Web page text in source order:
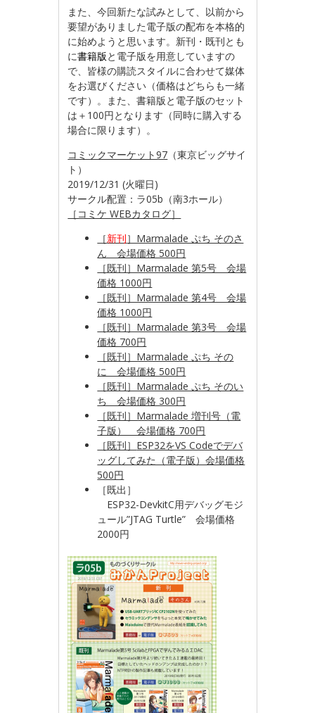
また、今回新たな試みとして、以前から
要望がありました電子版の配布を本格的
に始めようと思います。新刊・既刊とも
に書籍版と電子版を用意していますの
で、皆様の購読スタイルに合わせて媒体
をお選びください（価格はどちらも一緒
です）。また、書籍版と電子版のセット
は＋100円となります（同時に購入する
場合に限ります）。
コミックマーケット97 （東京ビッグサイ
ト）
2019/12/31 (火曜日)
サークル配置：ラ05b（南3ホール）
［コミケ WEBカタログ］
［新刊］Marmalade ぷち そのさ
ん 会場価格 500円
［既刊］Marmalade 第5号 会場
価格 1000円
［既刊］Marmalade 第4号 会場
価格 1000円
［既刊］Marmalade 第3号 会場
価格 700円
［既刊］Marmalade ぷち その
に 会場価格 500円
［既刊］Marmalade ぷち そのい
ち 会場価格 300円
［既刊］Marmalade 増刊号（電
子版） 会場価格 700円
［既刊］ ESP32をVS Codeでデバ
ッグしてみた（電子版）会場価格
500円
［既出］
ESP32-DevkitC用デバッグモジ
ュール”JTAG Turtle” 会場価格
2000円